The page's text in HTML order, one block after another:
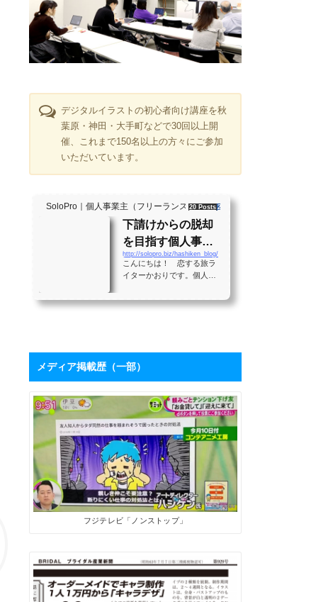
デジタルイラストの初心者向け講座を秋
葉原・神田・大手町などで30回以上開
催、これまで150名以上の方々にご参加
いただいています。
SoloPro｜個人事業主（フリーランス）・起業家、"ソロ" で働く人のライ
20 Posts 261 Shares
下請けからの脱却
を目指す個人事業
主のバイブル！？
月間28万PVの実績
んに学ぶ「ブログ
http://solopro.biz/hashiken_blog/
こんにちは！ 恋する旅ラ
イターかおりです。個人事
たちにとって、「下請け仕
るために2017年7月から「フ
リーライターの働き方」を
メインテーマにした個人ブ
ログを開設しました。ソロ
で生きる人たちにとって、
ブログは最高の武器になり
ます。数字が伸びてくれ
ば、商品やサービスを売る
ためのプロモーションツー
ルになるうえに、広告収入
やアフィリエイト報酬も見
込めます。 そこで、月間28
万PVを誇るブロ...
メディア掲載歴（一部）
フジテレビ「ノンストップ」